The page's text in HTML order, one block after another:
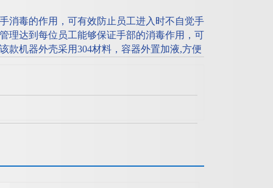
消毒的作用，可有效防止员工进入时不自觉手
理达到每位员工能够保证手部的消毒作用，可
款机器外壳采用304材料，容器外置加液,方便